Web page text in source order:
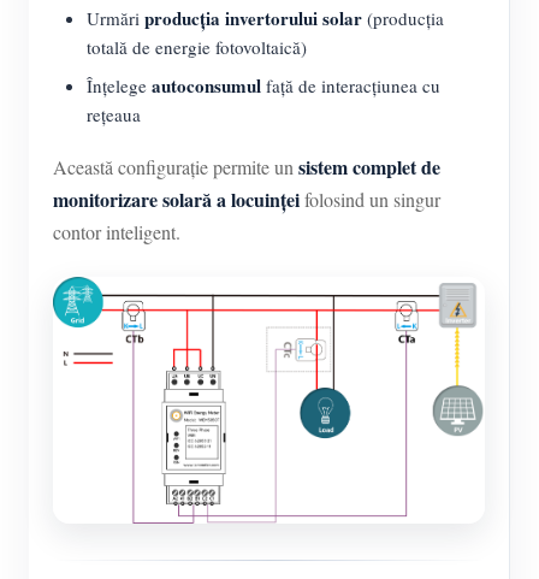
Urmări producția invertorului solar (producția
totală de energie fotovoltaică)
Înțelege autoconsumul față de interacțiunea cu
rețeaua
Această configurație permite un sistem complet de
monitorizare solară a locuințeifolosind un singur
contor inteligent.